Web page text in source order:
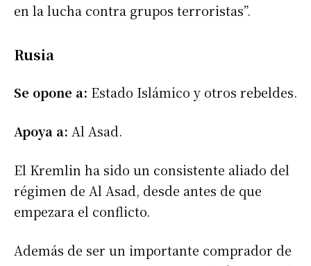
en la lucha contra grupos terroristas”.
Rusia
Se opone a: Estado Islámico y otros rebeldes.
Apoya a: Al Asad.
El Kremlin ha sido un consistente aliado del
régimen de Al Asad, desde antes de que
empezara el conflicto.
Además de ser un importante comprador de